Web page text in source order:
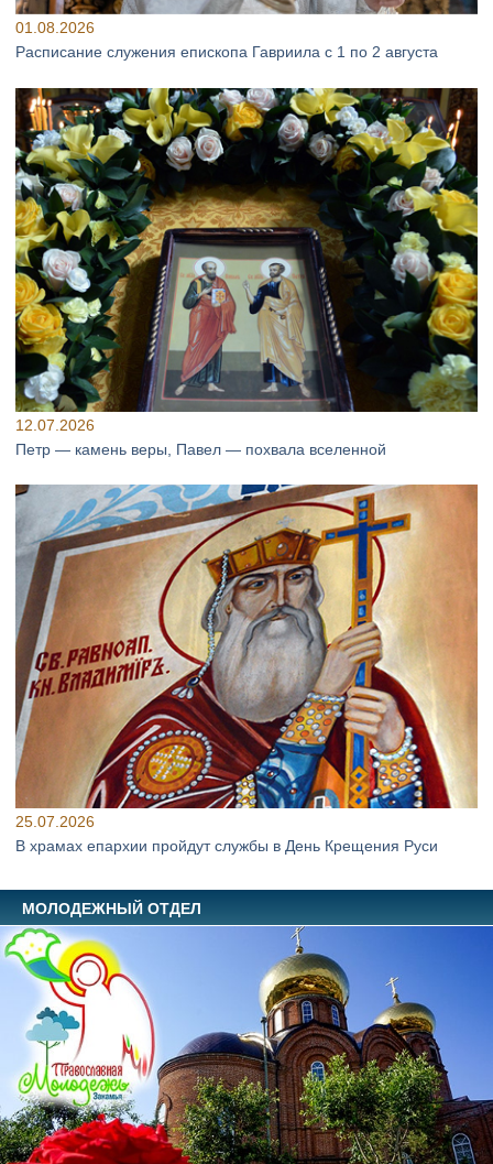
01.08.2026
Расписание служения епископа Гавриила с 1 по 2 августа
12.07.2026
Петр — камень веры, Павел — похвала вселенной
25.07.2026
В храмах епархии пройдут службы в День Крещения Руси
МОЛОДЕЖНЫЙ ОТДЕЛ